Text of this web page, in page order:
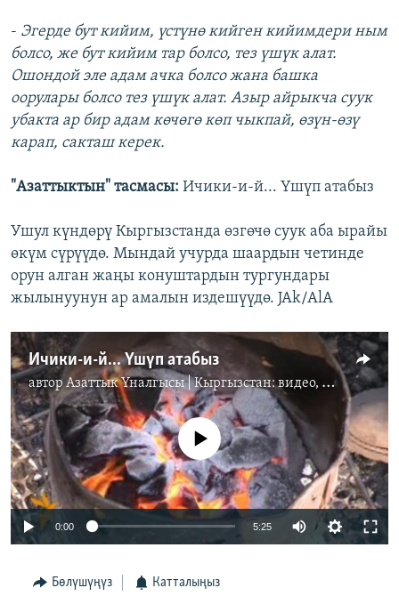
- Эгерде бут кийим, үстүнө кийген кийимдери ным
болсо, же бут кийим тар болсо, тез үшүк алат.
Ошондой эле адам ачка болсо жана башка
оорулары болсо тез үшүк алат. Азыр айрыкча суук
убакта ар бир адам көчөгө көп чыкпай, өзүн-өзү
карап, сакташ керек.
"Азаттыктын" тасмасы: Ичики-и-й... Үшүп атабыз
Ушул күндөрү Кыргызстанда өзгөчө суук аба ырайы
өкүм сүрүүдө. Мындай учурда шаардын четинде
орун алган жаңы конуштардын тургундары
жылынуунун ар амалын издешүүдө. JAk/AlA
Ичики-и-й... Үшүп атабыз
авторАзаттык Үналгысы | Кыргызстан: видео, фото, кабарлар
No media source currently available
0:00 5:25
Бөлүшүңүз Катталыңыз